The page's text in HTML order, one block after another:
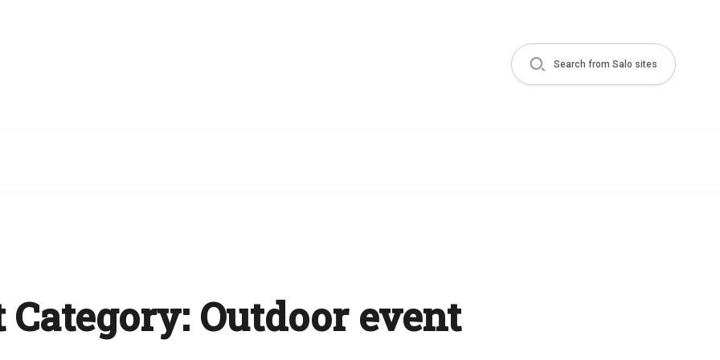
Search from Salo sites
Category: Outdoor event